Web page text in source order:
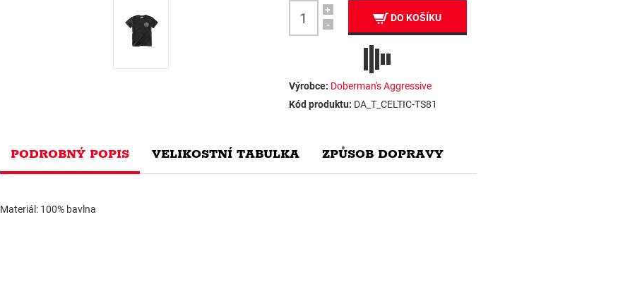
+
-
DO KOŠÍKU
Výrobce: Doberman's Aggressive
Kód produktu: DA_T_CELTIC-TS81
PODROBNÝ POPIS VELIKOSTNÍ TABULKA ZPŮSOB DOPRAVY
Materiál: 100% bavlna